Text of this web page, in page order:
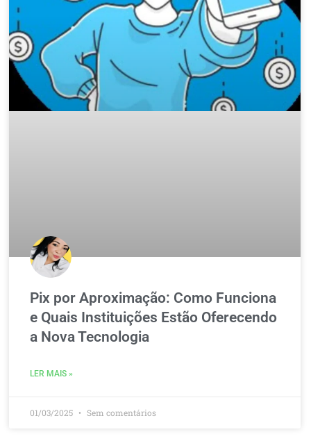
Pix por Aproximação: Como Funciona
e Quais Instituições Estão Oferecendo
a Nova Tecnologia
LER MAIS »
01/03/2025 Sem comentários